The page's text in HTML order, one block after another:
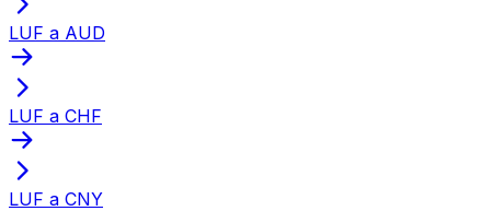
LUF a AUD
LUF a CHF
LUF a CNY